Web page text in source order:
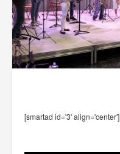
[smartad id='3' align='center']